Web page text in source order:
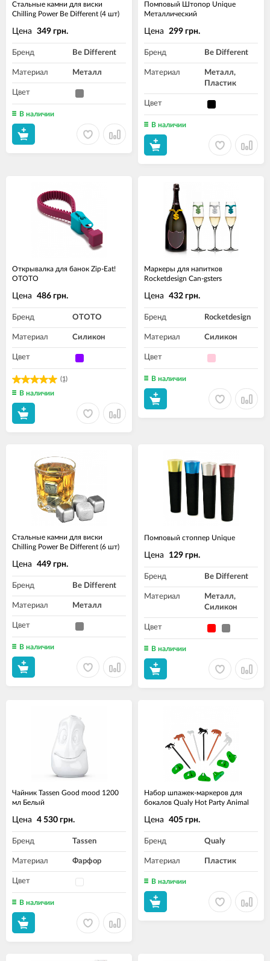
Стальные камни для виски
Chilling Power Be Different (4 шт)
Цена 349 грн.
Бренд Be Different
Материал Металл
Цвет
В наличии
Помповый Штопор Unique
Металлический
Цена 299 грн.
Бренд Be Different
Материал
Металл,
Пластик
Цвет
В наличии
Открывалка для банок Zip-Eat!
OTOTO
(1)
Цена 486 грн.
Бренд OTOTO
Материал Силикон
Цвет
В наличии
Маркеры для напитков
Rocketdesign Can-gsters
Цена 432 грн.
Бренд Rocketdesign
Материал Силикон
Цвет
В наличии
Стальные камни для виски
Chilling Power Be Different (6 шт)
Цена 449 грн.
Бренд Be Different
Материал Металл
Цвет
В наличии
Помповый стоппер Unique
Цена 129 грн.
Бренд Be Different
Материал
Металл,
Силикон
Цвет
В наличии
Чайник Tassen Good mood 1200
мл Белый
Цена 4 530 грн.
Бренд Tassen
Материал Фарфор
Цвет
В наличии
Набор шпажек-маркеров для
бокалов Qualy Hot Party Animal
Цена 405 грн.
Бренд Qualy
Материал Пластик
В наличии